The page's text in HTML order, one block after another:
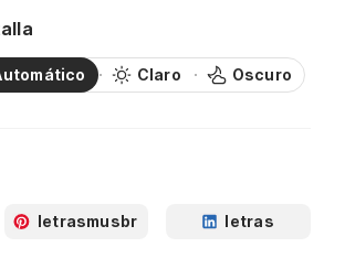
Claro Oscuro
letrasmusbr letras